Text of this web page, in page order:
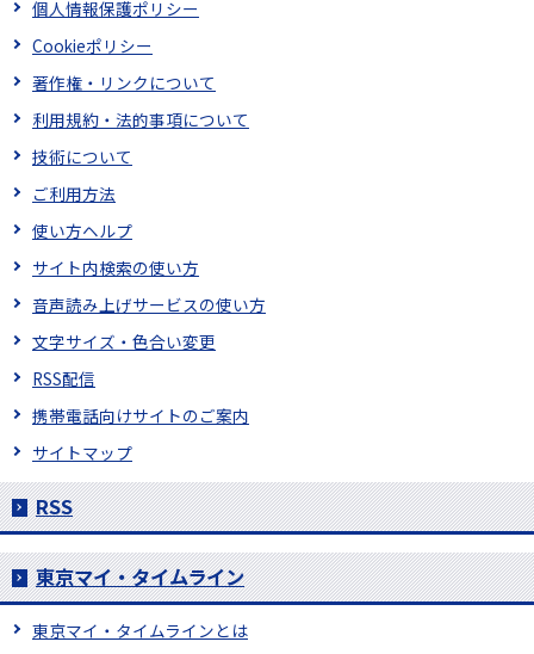
個人情報保護ポリシー
Cookieポリシー
著作権・リンクについて
利用規約・法的事項について
技術について
ご利用方法
使い方ヘルプ
サイト内検索の使い方
音声読み上げサービスの使い方
文字サイズ・色合い変更
RSS配信
携帯電話向けサイトのご案内
サイトマップ
RSS
東京マイ・タイムライン
東京マイ・タイムラインとは